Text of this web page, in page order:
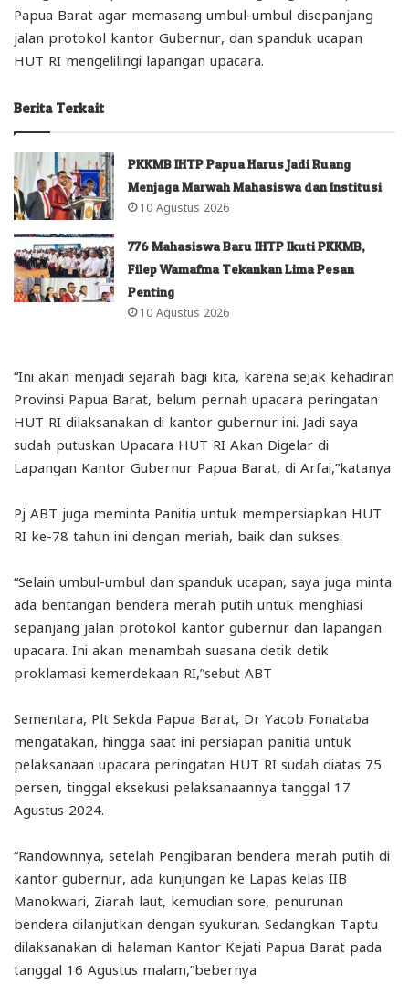
Papua Barat agar memasang umbul-umbul disepanjang
jalan protokol kantor Gubernur, dan spanduk ucapan
HUT RI mengelilingi lapangan upacara.
Berita Terkait
PKKMB IHTP Papua Harus Jadi Ruang
Menjaga Marwah Mahasiswa dan Institusi
10 Agustus 2026
776 Mahasiswa Baru IHTP Ikuti PKKMB,
Filep Wamafma Tekankan Lima Pesan
Penting
10 Agustus 2026
“Ini akan menjadi sejarah bagi kita, karena sejak kehadiran
Provinsi Papua Barat, belum pernah upacara peringatan
HUT RI dilaksanakan di kantor gubernur ini. Jadi saya
sudah putuskan Upacara HUT RI Akan Digelar di
Lapangan Kantor Gubernur Papua Barat, di Arfai,”katanya
Pj ABT juga meminta Panitia untuk mempersiapkan HUT
RI ke-78 tahun ini dengan meriah, baik dan sukses.
“Selain umbul-umbul dan spanduk ucapan, saya juga minta
ada bentangan bendera merah putih untuk menghiasi
sepanjang jalan protokol kantor gubernur dan lapangan
upacara. Ini akan menambah suasana detik detik
proklamasi kemerdekaan RI,”sebut ABT
Sementara, Plt Sekda Papua Barat, Dr Yacob Fonataba
mengatakan, hingga saat ini persiapan panitia untuk
pelaksanaan upacara peringatan HUT RI sudah diatas 75
persen, tinggal eksekusi pelaksanaannya tanggal 17
Agustus 2024.
“Randownnya, setelah Pengibaran bendera merah putih di
kantor gubernur, ada kunjungan ke Lapas kelas IIB
Manokwari, Ziarah laut, kemudian sore, penurunan
bendera dilanjutkan dengan syukuran. Sedangkan Taptu
dilaksanakan di halaman Kantor Kejati Papua Barat pada
tanggal 16 Agustus malam,”bebernya